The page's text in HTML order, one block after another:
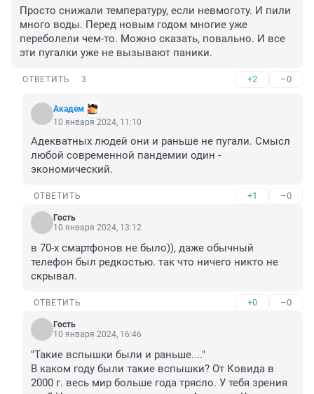
Просто снижали температуру, если невмоготу. И пили
много воды. Перед новым годом многие уже
переболели чем-то. Можно сказать, повально. И все
эти пугалки уже не вызывают паники.
ОТВЕТИТЬ 3 +2 –0
Академ
10 января 2024, 11:10
Адекватных людей они и раньше не пугали. Смысл
любой современной пандемии один -
экономический.
ОТВЕТИТЬ +1 –0
Гость
10 января 2024, 13:12
в 70-х смартфонов не было)), даже обычный
телефон был редкостью. так что ничего никто не
скрывал.
ОТВЕТИТЬ +0 –0
Гость
10 января 2024, 16:46
"Такие вспышки были и раньше...."
В каком году были такие вспышки? От Ковида в
2000 г. весь мир больше года трясло. У тебя зрения